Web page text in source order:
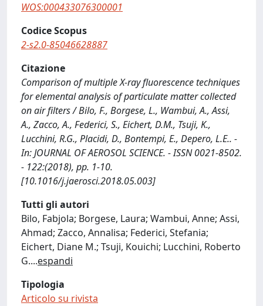
WOS:000433076300001
Codice Scopus
2-s2.0-85046628887
Citazione
Comparison of multiple X-ray fluorescence techniques
for elemental analysis of particulate matter collected
on air filters / Bilo, F., Borgese, L., Wambui, A., Assi,
A., Zacco, A., Federici, S., Eichert, D.M., Tsuji, K.,
Lucchini, R.G., Placidi, D., Bontempi, E., Depero, L.E.. -
In: JOURNAL OF AEROSOL SCIENCE. - ISSN 0021-8502.
- 122:(2018), pp. 1-10.
[10.1016/j.jaerosci.2018.05.003]
Tutti gli autori
Bilo, Fabjola; Borgese, Laura; Wambui, Anne; Assi,
Ahmad; Zacco, Annalisa; Federici, Stefania;
Eichert, Diane M.; Tsuji, Kouichi; Lucchini, Roberto
G....espandi
Tipologia
Articolo su rivista